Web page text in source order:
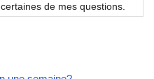
de mes questions.